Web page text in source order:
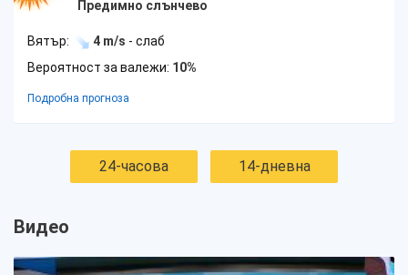
Предимно слънчево
Вятър: 4 m/s - слаб
Вероятност за валежи: 10%
Подробна прогноза
24-часова 14-дневна
Видео